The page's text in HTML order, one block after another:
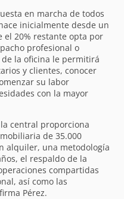
en marcha de todos
inicialmente desde un
el 20% restante opta por
profesional o
la oficina le permitirá
y clientes, conocer
su labor
con la mayor
central proporciona
de 35.000
alquiler, una metodología
el respaldo de la
compartidas
así como las
Pérez.